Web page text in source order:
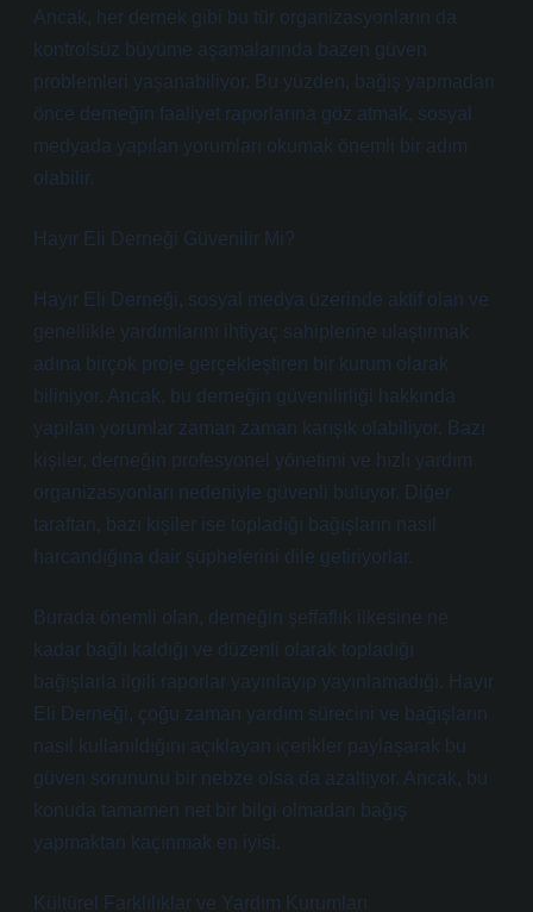
Ancak, her dernek gibi bu tür organizasyonların da
kontrolsüz büyüme aşamalarında bazen güven
problemleri yaşanabiliyor. Bu yüzden, bağış yapmadan
önce derneğin faaliyet raporlarına göz atmak, sosyal
medyada yapılan yorumları okumak önemli bir adım
olabilir.
Hayır Eli Derneği Güvenilir Mi?
Hayır Eli Derneği, sosyal medya üzerinde aktif olan ve
genellikle yardımlarını ihtiyaç sahiplerine ulaştırmak
adına birçok proje gerçekleştiren bir kurum olarak
biliniyor. Ancak, bu derneğin güvenilirliği hakkında
yapılan yorumlar zaman zaman karışık olabiliyor. Bazı
kişiler, derneğin profesyonel yönetimi ve hızlı yardım
organizasyonları nedeniyle güvenli buluyor. Diğer
taraftan, bazı kişiler ise topladığı bağışların nasıl
harcandığına dair şüphelerini dile getiriyorlar.
Burada önemli olan, derneğin şeffaflık ilkesine ne
kadar bağlı kaldığı ve düzenli olarak topladığı
bağışlarla ilgili raporlar yayınlayıp yayınlamadığı. Hayır
Eli Derneği, çoğu zaman yardım sürecini ve bağışların
nasıl kullanıldığını açıklayan içerikler paylaşarak bu
güven sorununu bir nebze olsa da azaltıyor. Ancak, bu
konuda tamamen net bir bilgi olmadan bağış
yapmaktan kaçınmak en iyisi.
Kültürel Farklılıklar ve Yardım Kurumları